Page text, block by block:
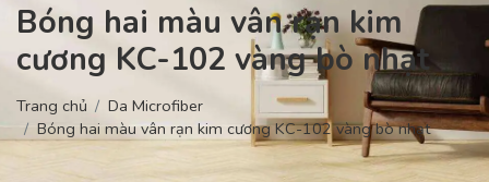
Bóng hai màu vân rạn kim
cương KC-102 vàng bò nhạt
Trang chủ
Da Microfiber
Bóng hai màu vân rạn kim cương KC-102 vàng bò nhạt